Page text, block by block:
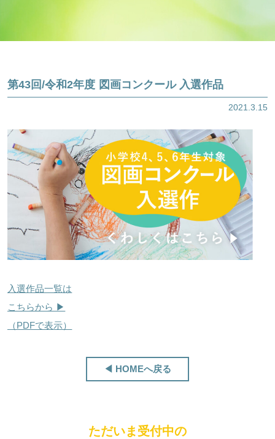
ほくげんこんライブラリ
ほくげんこんシアター
第43回/令和2年度 図画コンクール 入選作品
2021.3.15
入選作品一覧は
こちらから ▶︎
（PDFで表示）
◀ HOMEへ戻る
ただいま受付中の